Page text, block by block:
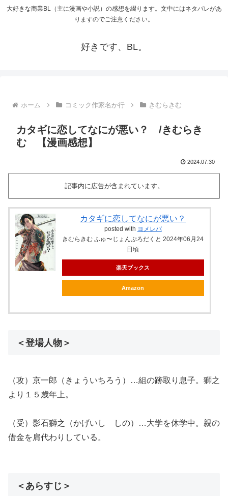
大好きな商業BL（主に漫画や小説）の感想を綴ります。文中にはネタバレがあ
りますのでご注意ください。
好きです、BL。
ホーム コミック作家名か行 きむらきむ
カタギに恋してなにが悪い？ /きむらき
む 【漫画感想】
2024.07.30
記事内に広告が含まれています。
カタギに恋してなにが悪い？
posted with ヨメレバ
きむらきむ ふゅ〜じょんぷろだくと 2024年06月24
日頃
楽天ブックス
Amazon
＜登場人物＞
（攻）京一郎（きょういちろう）…組の跡取り息子。獅之
より１５歳年上。
（受）影石獅之（かげいし しの）…大学を休学中。親の
借金を肩代わりしている。
＜あらすじ＞